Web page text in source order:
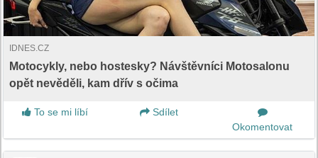
IDNES.CZ
Motocykly, nebo hostesky? Návštěvníci Motosalonu
opět nevěděli, kam dřív s očima
To se mi líbí
Sdílet
Okomentovat